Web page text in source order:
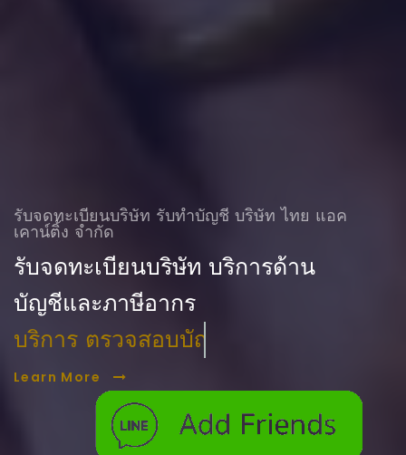
รับจดทะเบียนบริษัท รับทําบัญชี บริษัท ไทย แอค
เคาน์ติ้ง จำกัด
รับจดทะเบียนบริษัท บริการด้าน
บัญชีและภาษีอากร
บริการ ตรวจสอบบัญชี
Learn More